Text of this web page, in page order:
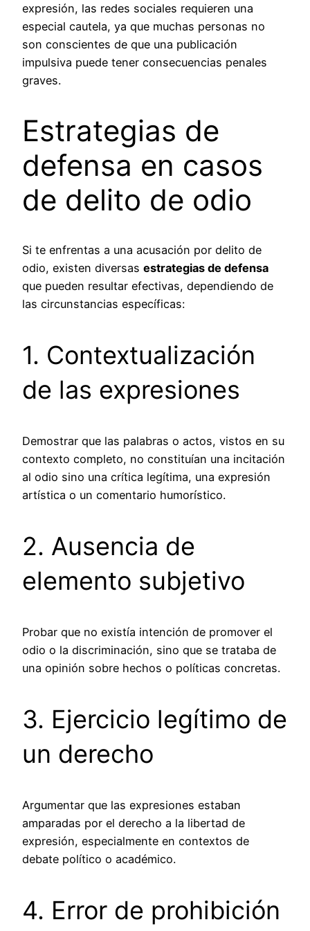
expresión, las redes sociales requieren una
especial cautela, ya que muchas personas no
son conscientes de que una publicación
impulsiva puede tener consecuencias penales
graves.
Estrategias de
defensa en casos
de delito de odio
Si te enfrentas a una acusación por delito de
odio, existen diversas estrategias de defensa
que pueden resultar efectivas, dependiendo de
las circunstancias específicas:
1. Contextualización
de las expresiones
Demostrar que las palabras o actos, vistos en su
contexto completo, no constituían una incitación
al odio sino una crítica legítima, una expresión
artística o un comentario humorístico.
2. Ausencia de
elemento subjetivo
Probar que no existía intención de promover el
odio o la discriminación, sino que se trataba de
una opinión sobre hechos o políticas concretas.
3. Ejercicio legítimo de
un derecho
Argumentar que las expresiones estaban
amparadas por el derecho a la libertad de
expresión, especialmente en contextos de
debate político o académico.
4. Error de prohibición